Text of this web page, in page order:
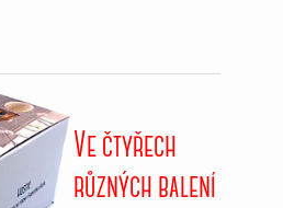
Ve čtyřech
různých balení